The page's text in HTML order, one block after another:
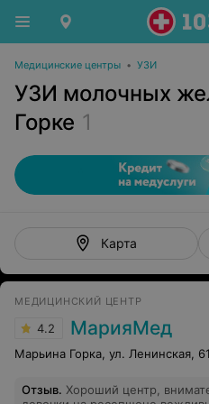
Медицинские центры • УЗИ
УЗИ молочных
Горке 1
Карта
МЕДИЦИНСКИЙ ЦЕНТР
4.2 МарияМед
Марьина Горка, ул. Ленинская, 61
Отзыв. Хороший центр,